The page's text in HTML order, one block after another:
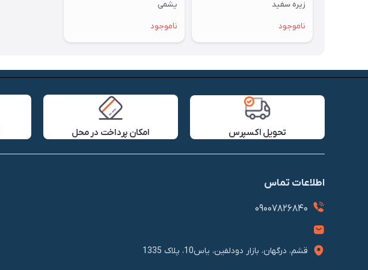
زیره سفید
ناموجود
یشمی
ناموجود
تحویل اکسپرس امکان پرداخت در محل
اطلاعات تماس
09007826840
قشم، درگهان، بازار دودلفین، یاس10، پلاک 1335